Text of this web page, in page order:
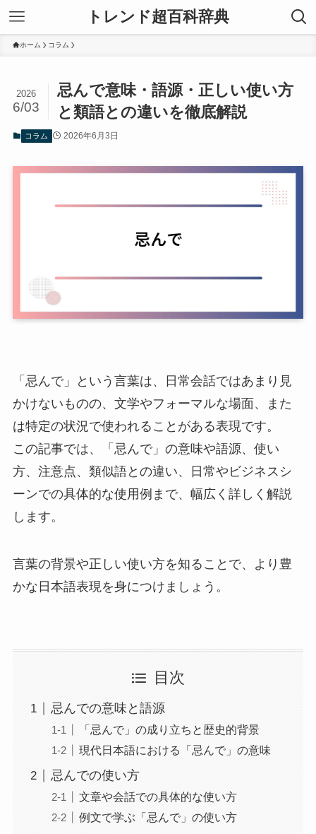
トレンド超百科辞典
ホーム コラム
忌んで意味・語源・正しい使い方
と類語との違いを徹底解説
2026
6/03
コラム 2026年6月3日
「忌んで」という言葉は、日常会話ではあまり見
かけないものの、文学やフォーマルな場面、また
は特定の状況で使われることがある表現です。
この記事では、「忌んで」の意味や語源、使い
方、注意点、類似語との違い、日常やビジネスシ
ーンでの具体的な使用例まで、幅広く詳しく解説
します。
言葉の背景や正しい使い方を知ることで、より豊
かな日本語表現を身につけましょう。
目次
忌んでの意味と語源
「忌んで」の成り立ちと歴史的背景
現代日本語における「忌んで」の意味
忌んでの使い方
文章や会話での具体的な使い方
例文で学ぶ「忌んで」の使い方